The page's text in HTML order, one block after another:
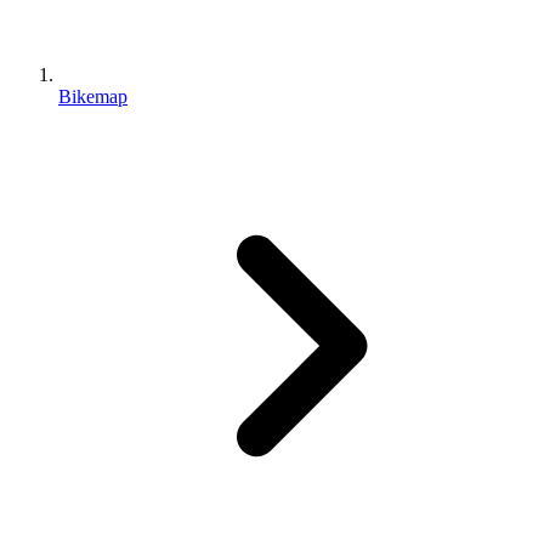
Bikemap